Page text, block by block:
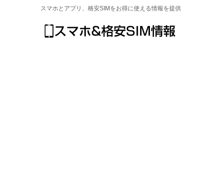
スマホとアプリ、格安SIMをお得に使える情報を提供